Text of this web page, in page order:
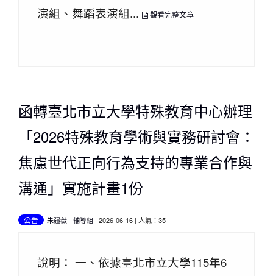
演組、舞蹈表演組...
觀看完整文章
函轉臺北市立大學特殊教育中心辦理
「2026特殊教育學術與實務研討會：
焦慮世代正向行為支持的專業合作與
溝通」實施計畫1份
公告 朱疆薇- 輔導組 | 2026-06-16 | 人氣：35
說明： 一、依據臺北市立大學115年6